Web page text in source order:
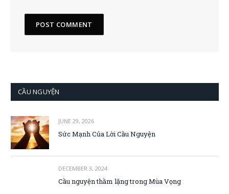
CẦU NGUYỆN
JUNE 29, 2026
Sức Mạnh Của Lời Cầu Nguyện
DECEMBER 3, 2024
Cầu nguyện thầm lặng trong Mùa Vọng